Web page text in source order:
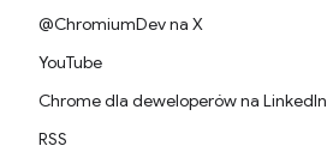
@ChromiumDev na X
YouTube
Chrome dla deweloperów na LinkedIn
RSS